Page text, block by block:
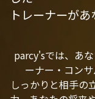
トレーナーがあ
parcy'sでは、あ
ーナー・コン
しっかりと相手の